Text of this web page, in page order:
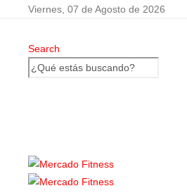
Viernes, 07 de Agosto de 2026
Search